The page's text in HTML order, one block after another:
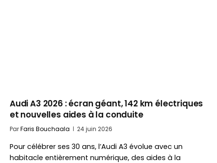
Audi A3 2026 : écran géant, 142 km électriques
et nouvelles aides à la conduite
ParFaris Bouchaala 24 juin 2026
Pour célébrer ses 30 ans, l’Audi A3 évolue avec un
habitacle entièrement numérique, des aides à la